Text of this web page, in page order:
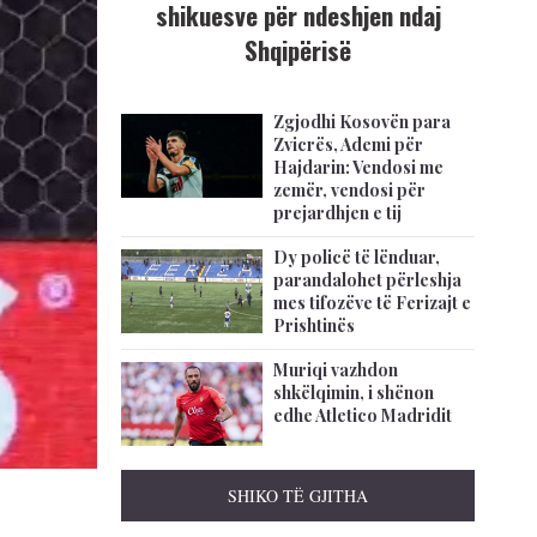
shikuesve për ndeshjen ndaj
Shqipërisë
Zgjodhi Kosovën para
Zvicrës, Ademi për
Hajdarin: Vendosi me
zemër, vendosi për
prejardhjen e tij
Dy policë të lënduar,
parandalohet përleshja
mes tifozëve të Ferizajt e
Prishtinës
Muriqi vazhdon
shkëlqimin, i shënon
edhe Atletico Madridit
SHIKO TË GJITHA